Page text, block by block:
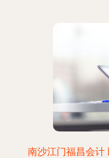
南沙江门福昌会计